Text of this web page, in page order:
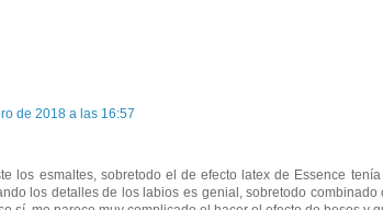
de 2018 a las 16:57
los esmaltes, sobretodo el de efecto latex de Essence
los detalles de los labios es genial, sobretodo